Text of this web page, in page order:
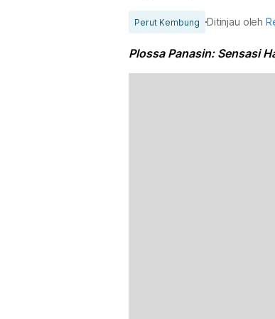
Perut Kembung Ditinjau oleh
Plossa Panasin: Sensasi